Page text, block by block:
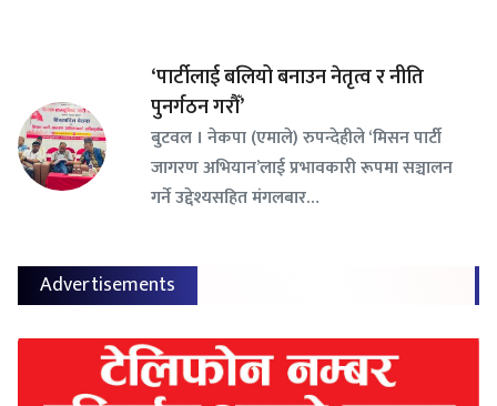
‘पार्टीलाई बलियो बनाउन नेतृत्व र नीति
पुनर्गठन गरौँ’
बुटवल । नेकपा (एमाले) रुपन्देहीले ‘मिसन पार्टी
जागरण अभियान’लाई प्रभावकारी रूपमा सञ्चालन
गर्ने उद्देश्यसहित मंगलबार…
Advertisements